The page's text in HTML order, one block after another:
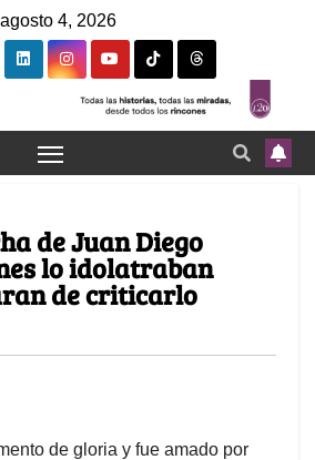
agosto 4, 2026
de Juan Diego
lo idolatraban
de criticarlo
de gloria y fue amado por